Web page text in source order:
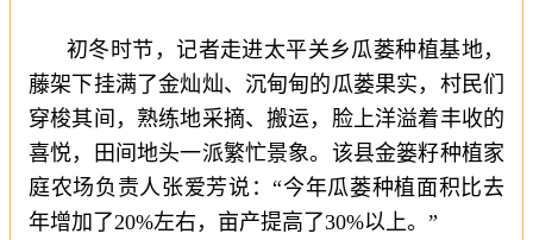
初冬时节，记者走进太平关乡瓜蒌种植基地，
藤架下挂满了金灿灿、沉甸甸的瓜蒌果实，村民们
穿梭其间，熟练地采摘、搬运，脸上洋溢着丰收的
喜悦，田间地头一派繁忙景象。该县金篓籽种植家
庭农场负责人张爱芳说：“今年瓜蒌种植面积比去
年增加了20%左右，亩产提高了30%以上。”